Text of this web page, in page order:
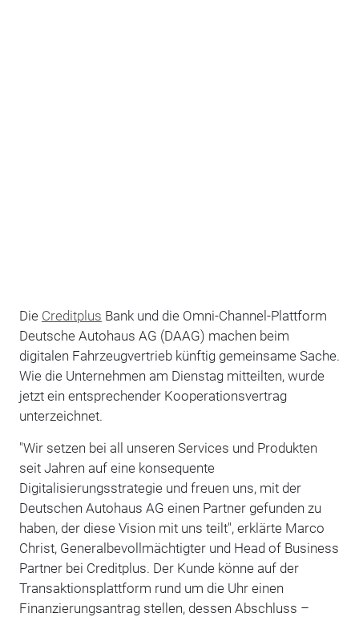
Die Creditplus Bank und die Omni-Channel-Plattform
Deutsche Autohaus AG (DAAG) machen beim
digitalen Fahrzeugvertrieb künftig gemeinsame Sache.
Wie die Unternehmen am Dienstag mitteilten, wurde
jetzt ein entsprechender Kooperationsvertrag
unterzeichnet.
"Wir setzen bei all unseren Services und Produkten
seit Jahren auf eine konsequente
Digitalisierungsstrategie und freuen uns, mit der
Deutschen Autohaus AG einen Partner gefunden zu
haben, der diese Vision mit uns teilt", erklärte Marco
Christ, Generalbevollmächtigter und Head of Business
Partner bei Creditplus. Der Kunde könne auf der
Transaktionsplattform rund um die Uhr einen
Finanzierungsantrag stellen, dessen Abschluss –